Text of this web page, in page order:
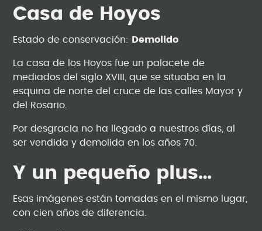
Casa de Hoyos
Estado de conservación: Demolido
La casa de los Hoyos fue un palacete de
mediados del siglo XVIII, que se situaba en la
esquina de norte del cruce de las calles Mayor y
del Rosario.
Por desgracia no ha llegado a nuestros días, al
ser vendida y demolida en los años 70.
Y un pequeño plus…
Esas imágenes están tomadas en el mismo lugar,
con cien años de diferencia.